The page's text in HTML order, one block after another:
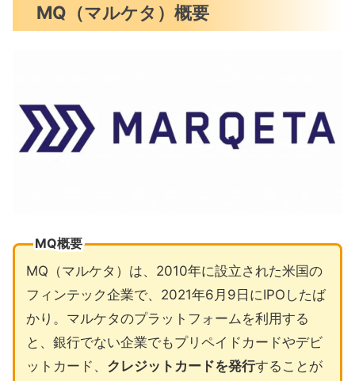
MQ（マルケタ）概要
MQ概要
MQ（マルケタ）は、2010年に設立された米国の
フィンテック企業で、2021年6月9日にIPOしたば
かり。マルケタのプラットフォームを利用する
と、銀行でない企業でもプリペイドカードやデビ
ットカード、 クレジットカードを発行することが